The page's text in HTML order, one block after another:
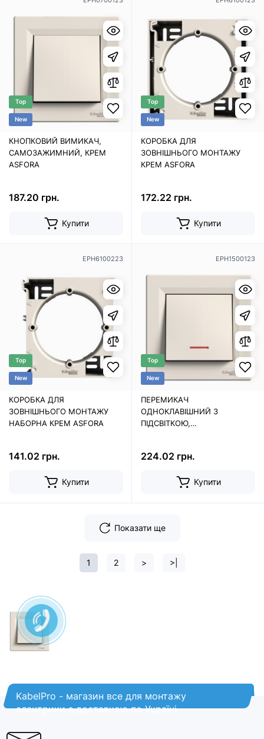
Top
New
КНОПКОВИЙ ВИМИКАЧ,
САМОЗАЖИМНИЙ, КРЕМ
ASFORA
187.20 грн.
Купити
Top
New
КОРОБКА ДЛЯ
ЗОВНІШНЬОГО МОНТАЖУ
КРЕМ ASFORA
172.22 грн.
Купити
EPH6100223
Top
New
КОРОБКА ДЛЯ
ЗОВНІШНЬОГО МОНТАЖУ
НАБОРНА КРЕМ ASFORA
141.02 грн.
Купити
EPH1500123
Top
New
ПЕРЕМИКАЧ
ОДНОКЛАВІШНИЙ З
ПІДСВІТКОЮ,
224.02 грн.
Купити
Показати ще
1 2 > >|
KabelPro - магазин все для монтажу
електрики з доставкою по Україні